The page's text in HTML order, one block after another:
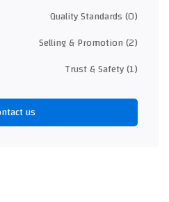
Quality Standards(0)
Selling & Promotion(2)
Trust & Safety(1)
us